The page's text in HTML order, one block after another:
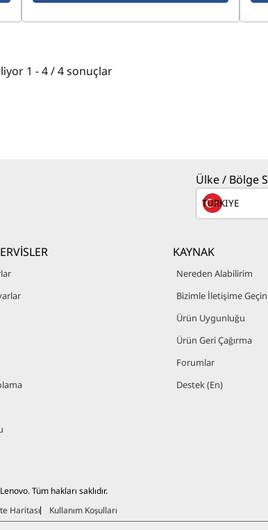
1 -4/4sonuçlar
Ülke / Bölge
KAYNAK
Nereden Alabilirim
Bizimle İletişime Geçin
Ürün Uygunluğu
Ürün Geri Çağırma
Forumlar
Destek (En)
Tüm hakları saklıdır.
Haritası Kullanım Koşulları